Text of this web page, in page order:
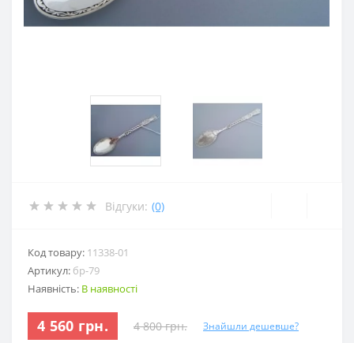
Відгуки: (0)
Код товару: 11338-01
Артикул: бр-79
Наявність: В наявності
4 560 грн. 4 800 грн. Знайшли дешевше?